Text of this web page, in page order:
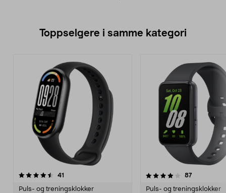
Toppselgere i samme kategori
41
Puls- og treningsklokker
4.0 av 5 stjerner 87
Puls- og treningsklokker
4.5 av 5 stjerner